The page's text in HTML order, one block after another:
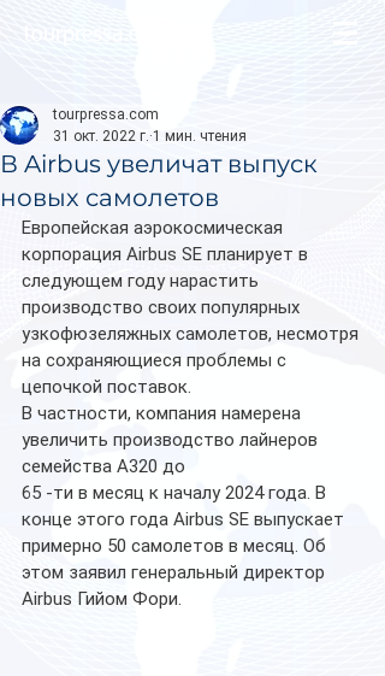
В Airbus увеличат выпуск
новых самолетов
tourpressa.com
31 окт. 2022 г. 1 мин. чтения
Европейская аэрокосмическая
корпорация Airbus SE планирует в
следующем году нарастить
производство своих популярных
узкофюзеляжных самолетов, несмотря
на сохраняющиеся проблемы с
цепочкой поставок.
В частности, компания намерена
увеличить производство лайнеров
семейства A320 до
65 -ти в месяц к началу 2024 года. В
конце этого года Airbus SE выпускает
примерно 50 самолетов в месяц. Об
этом заявил генеральный директор
Airbus Гийом Фори.